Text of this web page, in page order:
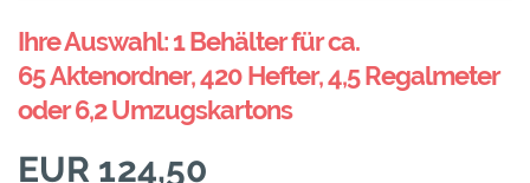
Ihre Auswahl: 1 Behälter für ca.
65 Aktenordner, 420 Hefter, 4,5 Regalmeter
oder 6,2 Umzugskartons
EUR 124,50